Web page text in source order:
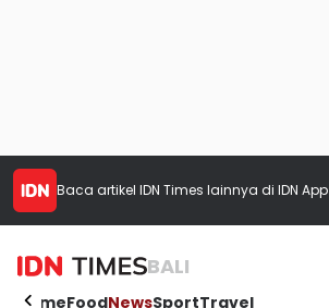
Baca artikel IDN Times lainnya di IDN App
BALI
HomeFoodNewsSportTravel